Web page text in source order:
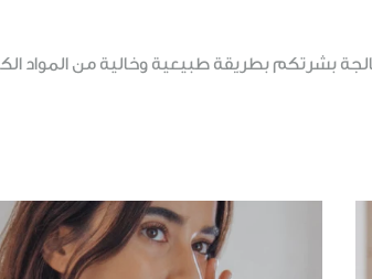
بشرتكم بطريقة طبيعية وخالية من المواد